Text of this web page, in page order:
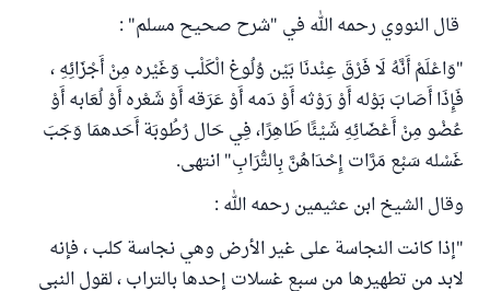
قال النووي رحمه الله في "شرح صحيح مسلم" :
"وَاعْلَمْ أَنَّهُ لَا فَرْقَ عِنْدنَا بَيْن وُلُوغ الْكَلْب وَغَيْره مِنْ أَجْزَائِهِ ،
فَإِذَا أَصَابَ بَوْله أَوْ رَوْثه أَوْ دَمه أَوْ عَرَقه أَوْ شَعْره أَوْ لُعَابه أَوْ
عُضْو مِنْ أَعْضَائِهِ شَيْئًا طَاهِرًا، فِي حَال رُطُوبَة أَحَدهمَا وَجَبَ
غَسْله سَبْع مَرَّات إِحْدَاهُنَّ بِالتُّرَابِ" انتهى.
وقال الشيخ ابن عثيمين رحمه الله :
"إذا كانت النجاسة على غير الأرض وهي نجاسة كلب ، فإنه
لابد من تطهيرها من سبع غسلات إحدها بالتراب ، لقول النبي